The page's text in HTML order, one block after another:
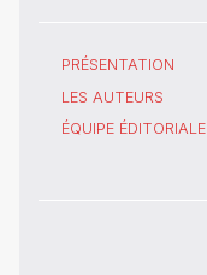
PRÉSENTATION
LES AUTEURS
ÉQUIPE ÉDITORIALE